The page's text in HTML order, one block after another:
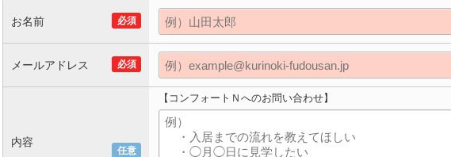
必須
お名前
必須
メールアドレス
任意
内容
【コンフォートＮへのお問い合わせ】